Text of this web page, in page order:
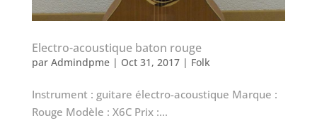
Electro-acoustique baton rouge
par Admindpme| Oct 31, 2017| Folk
Instrument : guitare électro-acoustique Marque :
Rouge Modèle : X6C Prix :...